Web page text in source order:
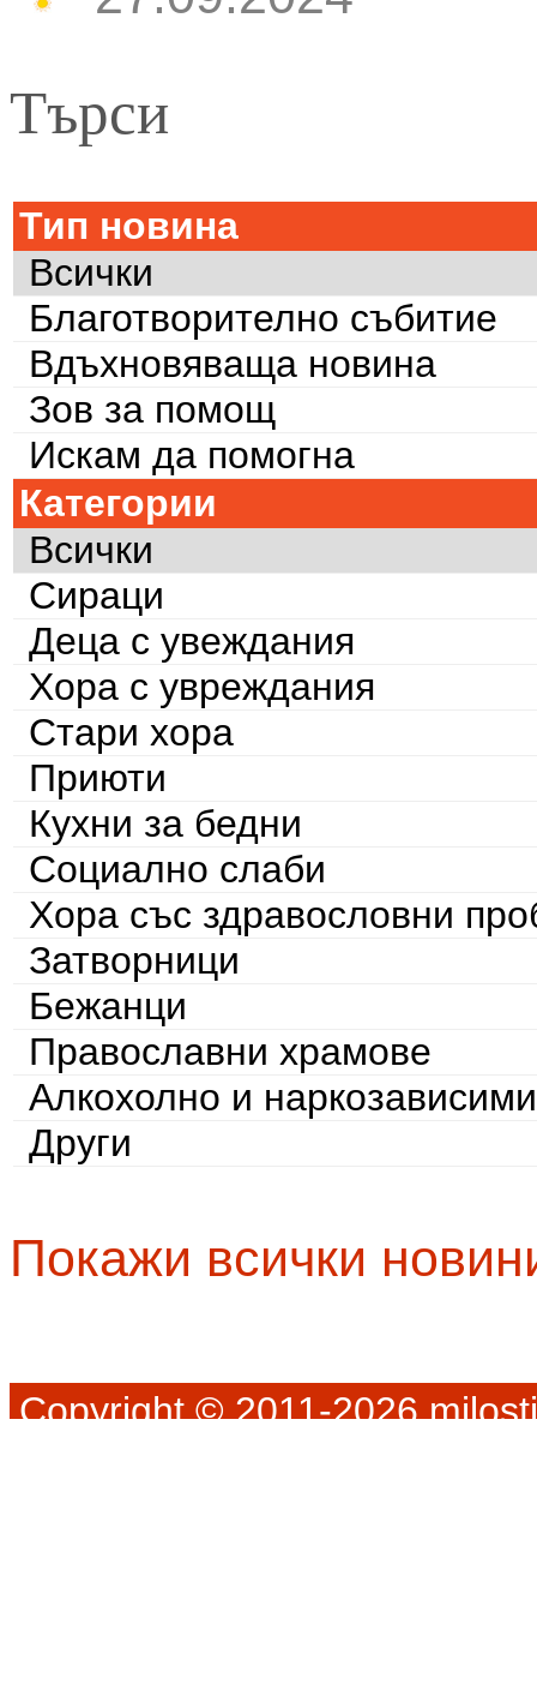
Търси
Тип новина
Всички
Благотворително събитие
Вдъхновяваща новина
Зов за помощ
Искам да помогна
Категории
Всички
Сираци
Деца с увеждания
Хора с увреждания
Стари хора
Приюти
Кухни за бедни
Социално слаби
Хора със здравословни
Затворници
Бежанци
Православни храмове
Алкохолно и наркозависими
Други
Покажи всички
Copyright © 2011-2026